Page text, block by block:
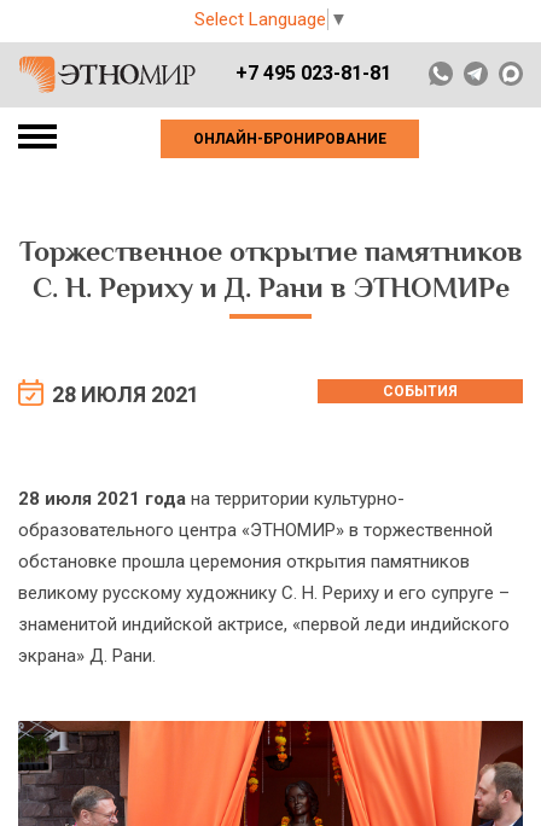
Select Language ▼
+7 495 023-81-81
ОНЛАЙН-БРОНИРОВАНИЕ
Торжественное открытие памятников
С. Н. Рериху и Д. Рани в ЭТНОМИРе
28 ИЮЛЯ 2021 СОБЫТИЯ
28 июля 2021 года на территории культурно-
образовательного центра «ЭТНОМИР» в торжественной
обстановке прошла церемония открытия памятников
великому русскому художнику С. Н. Рериху и его супруге –
знаменитой индийской актрисе, «первой леди индийского
экрана» Д. Рани.